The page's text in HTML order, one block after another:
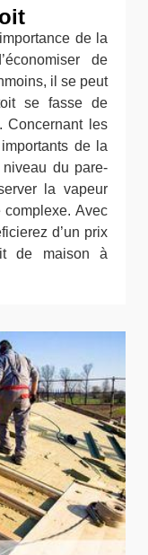
de la
de
il se peut
se fasse de
Concernant les
de la
du pare-
la vapeur
complexe. Avec
d’un prix
de maison à